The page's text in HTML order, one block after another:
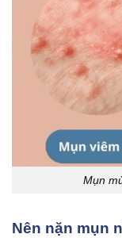
Mụn
Nên nặn mụn